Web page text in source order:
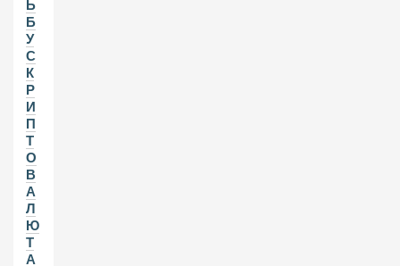
Ь
Б
У
С
К
Р
И
П
Т
О
В
А
Л
Ю
Т
А